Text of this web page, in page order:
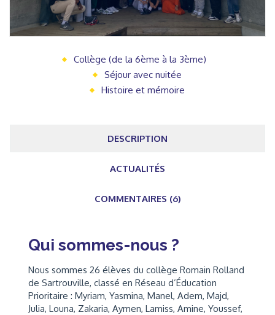
Collège (de la 6ème à la 3ème)
Séjour avec nuitée
Histoire et mémoire
DESCRIPTION
ACTUALITÉS
COMMENTAIRES (6)
Qui sommes-nous ?
Nous sommes 26 élèves du collège Romain Rolland
de Sartrouville, classé en Réseau d’Éducation
Prioritaire : Myriam, Yasmina, Manel, Adem, Majd,
Julia, Louna, Zakaria, Aymen, Lamiss, Amine, Youssef,